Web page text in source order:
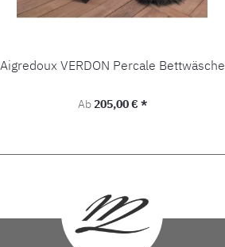
Aigredoux VERDON Percale Bettwäsche
Regulärer Preis:
Ab205,00 € *